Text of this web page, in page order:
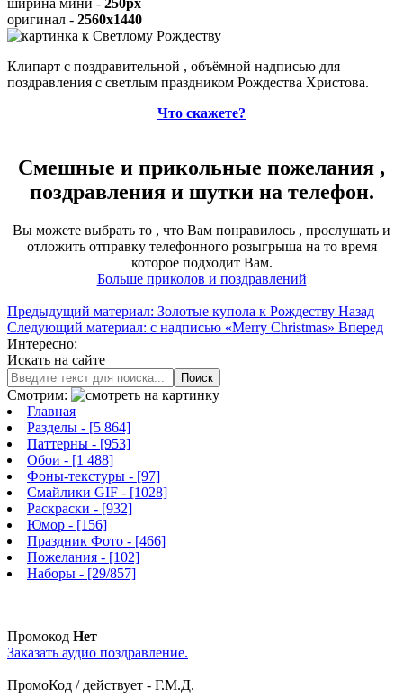
оригинал - 2560x1440
Клипарт с поздравительной , объёмной надписью для
поздравления с светлым праздником Рождества Христова.
Что скажете?
Смешные и прикольные пожелания ,
поздравления и шутки на телефон.
Вы можете выбрать то , что Вам понравилось , прослушать и
отложить отправку телефонного розыгрыша на то время
которое подходит Вам.
Больше приколов и поздравлений
Предыдущий материал: Золотые купола к Рождеству Назад
Следующий материал: с надписью «Merry Christmas» Вперед
Интересно:
Искать на сайте
Поиск
Смотрим:
Главная
Разделы - [5 864]
Паттерны - [953]
Обои - [1 488]
Фоны-текстуры - [97]
Смайлики GIF - [1028]
Раскраски - [932]
Юмор - [156]
Праздник Фото - [466]
Пожелания - [102]
Наборы - [29/857]
Промокод Нет
Заказать аудио поздравление.
ПромоКод / действует - Г.М.Д.